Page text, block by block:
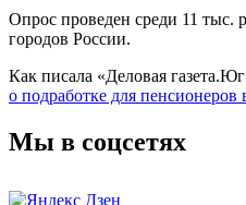
Опрос проведен среди 11 тыс.
городов России.
Как писала «Деловая
о подработке для пенсионеров
Мы в соцсетях